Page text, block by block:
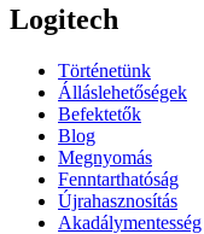
Logitech
Történetünk
Álláslehetőségek
Befektetők
Blog
Megnyomás
Fenntarthatóság
Újrahasznosítás
Akadálymentesség